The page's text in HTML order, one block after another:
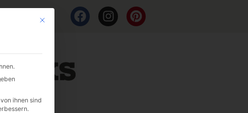
Mit diesem Button wird der Dialog geschlossen. Seine Funktionalität ist
ihnen sind